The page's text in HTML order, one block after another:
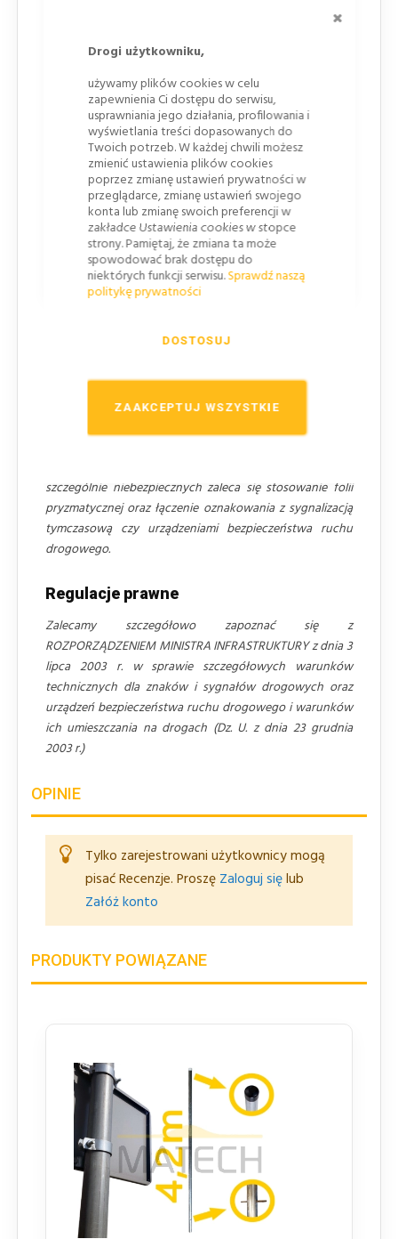
Drogi użytkowniku,
używamy plików cookies w celu
zapewnienia Ci dostępu do serwisu,
usprawniania jego działania, profilowania i
wyświetlania treści dopasowanych do
Twoich potrzeb. W każdej chwili możesz
zmienić ustawienia plików cookies
poprzez zmianę ustawień prywatności w
przeglądarce, zmianę ustawień swojego
konta lub zmianę swoich preferencji w
zakładce Ustawienia cookies w stopce
strony. Pamiętaj, że zmiana ta może
spowodować brak dostępu do
niektórych funkcji serwisu.Sprawdź naszą
politykę prywatności
ZAAKCEPTUJ WSZYSTKIE
DOSTOSUJ
Przy jezdniach głównych na drogach ekspresowych
na drogach dwujezdniowych poza obszarem
zabudowanym
na drogach dwujezdniowych w obszarze
zabudowanym, przy dopuszczonej prędkości powyżej
60km/h
Znaki WIELKIE
Przy jezdniach głównych na autostradach
UWAGA! Zasady doboru wielkości
W przypadku prowadzenia prac w pasie drogowym
należy zastosować o jedną grupę wielkości większe
szczególnie niebezpiecznych zaleca się stosowanie folii
pryzmatycznej oraz łączenie oznakowania z sygnalizacją
tymczasową czy urządzeniami bezpieczeństwa ruchu
drogowego.
Regulacje prawne
Zalecamy szczegółowo zapoznać się z
ROZPORZĄDZENIEM MINISTRA INFRASTRUKTURY z dnia 3
lipca 2003 r. w sprawie szczegółowych warunków
technicznych dla znaków i sygnałów drogowych oraz
urządzeń bezpieczeństwa ruchu drogowego i warunków
ich umieszczania na drogach (Dz. U. z dnia 23 grudnia
2003 r.)
OPINIE
Tylko zarejestrowani użytkownicy mogą
pisać Recenzje. Proszę Zaloguj sięlub
Załóż konto
PRODUKTY POWIĄZANE